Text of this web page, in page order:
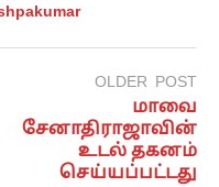
OLDER POST
மாவை
சேனாதிராஜாவின்
உடல் தகனம்
செய்யப்பட்டது